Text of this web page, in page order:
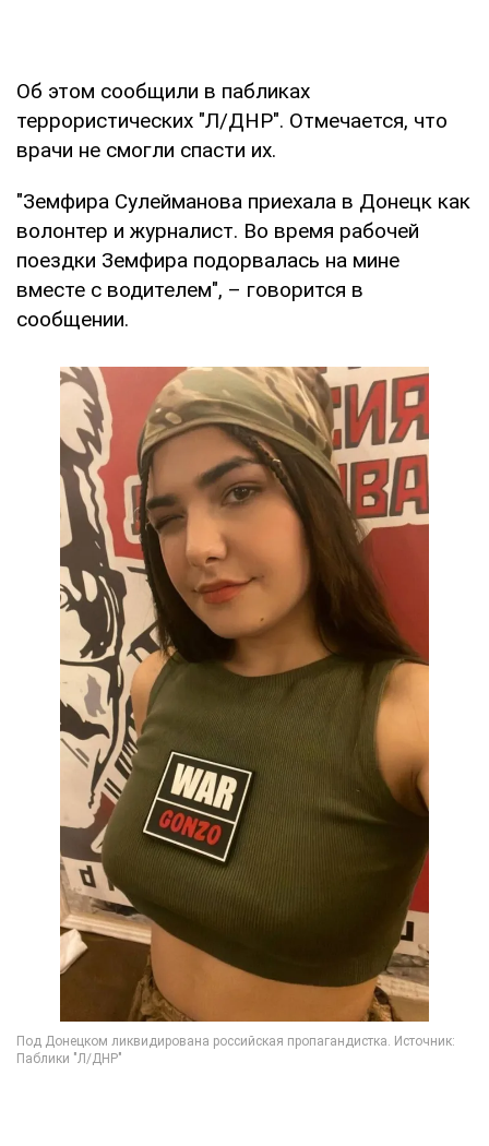
Об этом сообщили в пабликах
террористических "Л/ДНР". Отмечается, что
врачи не смогли спасти их.
"Земфира Сулейманова приехала в Донецк как
волонтер и журналист. Во время рабочей
поездки Земфира подорвалась на мине
вместе с водителем", – говорится в
сообщении.